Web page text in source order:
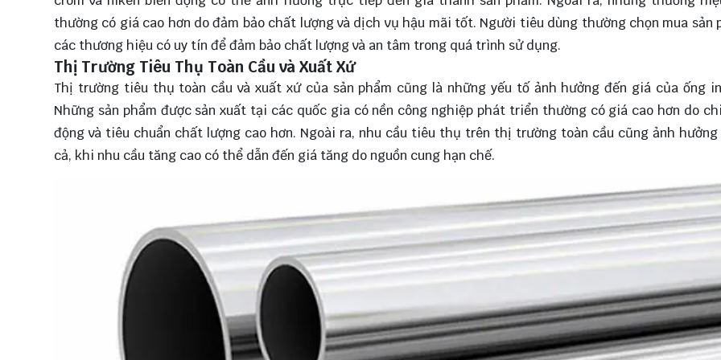
thường có giá cao hơn do đảm bảo chất lượng và dịch vụ hậu mãi tốt. Người tiêu dùng thường chọn mua sản
các thương hiệu có uy tín để đảm bảo chất lượng và an tâm trong quá trình sử dụng.
Thị Trường Tiêu Thụ Toàn Cầu và Xuất Xứ
Thị trường tiêu thụ toàn cầu và xuất xứ của sản phẩm cũng là những yếu tố ảnh hưởng đến giá của ống
Những sản phẩm được sản xuất tại các quốc gia có nền công nghiệp phát triển thường có giá cao hơn do
động và tiêu chuẩn chất lượng cao hơn. Ngoài ra, nhu cầu tiêu thụ trên thị trường toàn cầu cũng ảnh
cả, khi nhu cầu tăng cao có thể dẫn đến giá tăng do nguồn cung hạn chế.